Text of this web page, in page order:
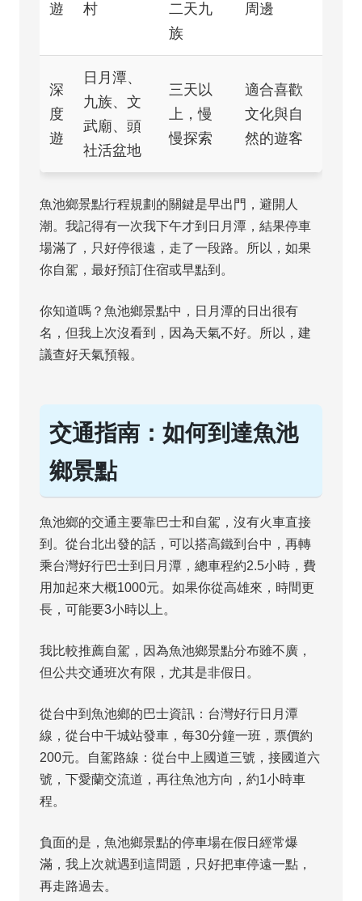
遊
村
二天九
族
周邊
深
度
遊
日月潭、
九族、文
武廟、頭
社活盆地
三天以
上，慢
慢探索
適合喜歡
文化與自
然的遊客
魚池鄉景點行程規劃的關鍵是早出門，避開人
潮。我記得有一次我下午才到日月潭，結果停車
場滿了，只好停很遠，走了一段路。所以，如果
你自駕，最好預訂住宿或早點到。
你知道嗎？魚池鄉景點中，日月潭的日出很有
名，但我上次沒看到，因為天氣不好。所以，建
議查好天氣預報。
交通指南：如何到達魚池
鄉景點
魚池鄉的交通主要靠巴士和自駕，沒有火車直接
到。從台北出發的話，可以搭高鐵到台中，再轉
乘台灣好行巴士到日月潭，總車程約2.5小時，費
用加起來大概1000元。如果你從高雄來，時間更
長，可能要3小時以上。
我比較推薦自駕，因為魚池鄉景點分布雖不廣，
但公共交通班次有限，尤其是非假日。
從台中到魚池鄉的巴士資訊：台灣好行日月潭
線，從台中干城站發車，每30分鐘一班，票價約
200元。自駕路線：從台中上國道三號，接國道六
號，下愛蘭交流道，再往魚池方向，約1小時車
程。
負面的是，魚池鄉景點的停車場在假日經常爆
滿，我上次就遇到這問題，只好把車停遠一點，
再走路過去。